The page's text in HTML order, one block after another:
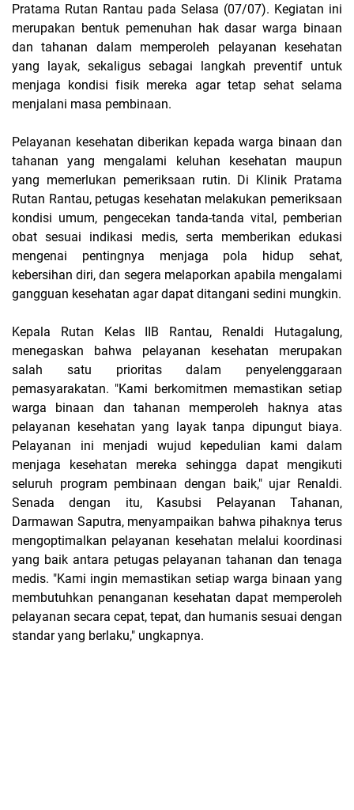
Pratama Rutan Rantau pada Selasa (07/07). Kegiatan ini
merupakan bentuk pemenuhan hak dasar warga binaan
dan tahanan dalam memperoleh pelayanan kesehatan
yang layak, sekaligus sebagai langkah preventif untuk
menjaga kondisi fisik mereka agar tetap sehat selama
menjalani masa pembinaan.
Pelayanan kesehatan diberikan kepada warga binaan dan
tahanan yang mengalami keluhan kesehatan maupun
yang memerlukan pemeriksaan rutin. Di Klinik Pratama
Rutan Rantau, petugas kesehatan melakukan pemeriksaan
kondisi umum, pengecekan tanda-tanda vital, pemberian
obat sesuai indikasi medis, serta memberikan edukasi
mengenai pentingnya menjaga pola hidup sehat,
kebersihan diri, dan segera melaporkan apabila mengalami
gangguan kesehatan agar dapat ditangani sedini mungkin.
Kepala Rutan Kelas IIB Rantau, Renaldi Hutagalung,
menegaskan bahwa pelayanan kesehatan merupakan
salah satu prioritas dalam penyelenggaraan
pemasyarakatan. "Kami berkomitmen memastikan setiap
warga binaan dan tahanan memperoleh haknya atas
pelayanan kesehatan yang layak tanpa dipungut biaya.
Pelayanan ini menjadi wujud kepedulian kami dalam
menjaga kesehatan mereka sehingga dapat mengikuti
seluruh program pembinaan dengan baik," ujar Renaldi.
Senada dengan itu, Kasubsi Pelayanan Tahanan,
Darmawan Saputra, menyampaikan bahwa pihaknya terus
mengoptimalkan pelayanan kesehatan melalui koordinasi
yang baik antara petugas pelayanan tahanan dan tenaga
medis. "Kami ingin memastikan setiap warga binaan yang
membutuhkan penanganan kesehatan dapat memperoleh
pelayanan secara cepat, tepat, dan humanis sesuai dengan
standar yang berlaku," ungkapnya.